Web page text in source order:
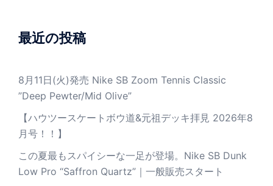
最近の投稿
8月11日(火)発売 Nike SB Zoom Tennis Classic
”Deep Pewter/Mid Olive”
【ハウツースケートボウ道&元祖デッキ拝見 2026年8
月号！！】
この夏最もスパイシーな一足が登場。Nike SB Dunk
Low Pro “Saffron Quartz”｜一般販売スタート